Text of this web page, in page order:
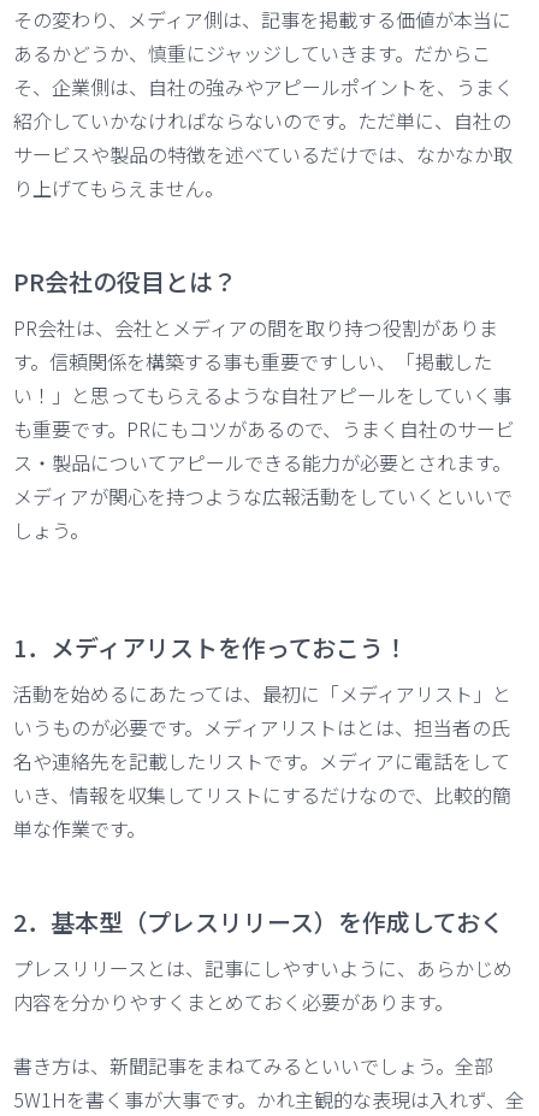
その変わり、メディア側は、記事を掲載する価値が本当に
あるかどうか、慎重にジャッジしていきます。だからこ
そ、企業側は、自社の強みやアピールポイントを、うまく
紹介していかなければならないのです。ただ単に、自社の
サービスや製品の特徴を述べているだけでは、なかなか取
り上げてもらえません。
PR会社の役目とは？
PR会社は、会社とメディアの間を取り持つ役割がありま
す。信頼関係を構築する事も重要ですしい、「掲載した
い！」と思ってもらえるような自社アピールをしていく事
も重要です。PRにもコツがあるので、うまく自社のサービ
ス・製品についてアピールできる能力が必要とされます。
メディアが関心を持つような広報活動をしていくといいで
しょう。
1．メディアリストを作っておこう！
活動を始めるにあたっては、最初に「メディアリスト」と
いうものが必要です。メディアリストはとは、担当者の氏
名や連絡先を記載したリストです。メディアに電話をして
いき、情報を収集してリストにするだけなので、比較的簡
単な作業です。
2．基本型（プレスリリース）を作成しておく
プレスリリースとは、記事にしやすいように、あらかじめ
内容を分かりやすくまとめておく必要があります。
書き方は、新聞記事をまねてみるといいでしょう。全部
5W1Hを書く事が大事です。かれ主観的な表現は入れず、全